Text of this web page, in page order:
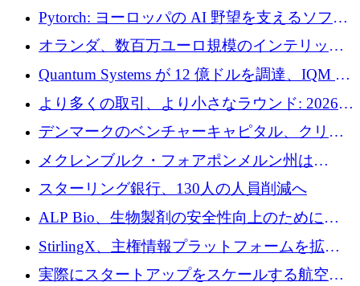
に 1,800 万ドルを調達
Pytorch: ヨーロッパの AI 野望を支えるソフト
ウェア層
オランダ、数百万ユーロ規模のインテリック
との提携で軍用ドローンにソフトウェアファ
ースト戦略を採用
Quantum Systems が 12 億ドルを調達、IQM が
米国の主要取引所で初の欧州量子企業とな
る、6 月に欧州のスタートアップ資金調達
より多くの取引、より小さなラウンド: 2026
年 6 月に欧州のスタートアップ資金調達
デンマークのベンチャーキャピタル、クリメ
ンタム・キャピタルが気候変動対策ハードウ
ェア投資として初回クローズで6,000万ユーロ
を確保
メクレンブルク・フォアポンメルン州は
Nextcloud を州全体に展開し、オープンソース
スターリング銀行、130人の人員削減へ
ALP Bio、生物製剤の安全性向上のために
Venture Kick から 16 万 1,000 ユーロを調達
StirlingX、主権情報プラットフォームを拡張
するためにシリーズ A で 2,000 万ドルを確保
実際にスタートアップをスケールする航空イ